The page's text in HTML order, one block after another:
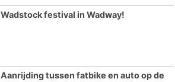
Wadstock festival in Wadway!
Aanrijding tussen fatbike en auto op de